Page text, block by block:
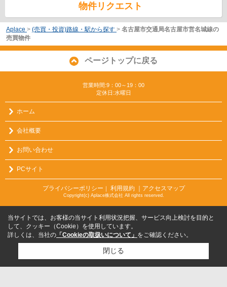
物件リクエスト
Aplace > (売買・投資)路線・駅から探す > 名古屋市交通局名古屋市営名城線の
売買物件
ページトップに戻る
営業時間:9：00～19：00
定休日:水曜日
ホーム
会社概要
お問い合わせ
PCサイト
プライバシーポリシー ｜ 利用規約 ｜アクセスマップ
Copyright(c) Aplace株式会社 All rights reserved.
当サイトでは、お客様の当サイト利用状況把握、サービス向上検討を目的と
して、クッキー（Cookie）を使用しています。
詳しくは、当社の 「Cookieの取扱いについて」 をご確認ください。
閉じる